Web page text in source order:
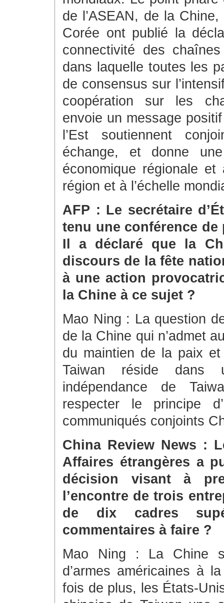
de l’ASEAN, de la
Corée ont publié la
connectivité des chaînes
dans laquelle toutes les
de consensus sur
coopération sur les
envoie un message
l’Est soutiennent
échange, et donne
économique régionale
région et à l’échelle
AFP : Le secrétaire
tenu une conférence de
Il a déclaré que la
discours de la fête
à une action
la Chine à ce sujet ?
Mao Ning : La question
de la Chine qui n’admet
du maintien de la paix
Taiwan réside dans
indépendance de
respecter le principe
communiqués conjoints
China Review News :
Affaires étrangères a
décision visant à
l’encontre de trois
de dix cadres
commentaires à faire ?
Mao Ning : La Chine
d’armes américaines à
fois de plus, les États-